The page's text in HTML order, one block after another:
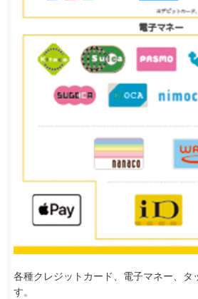
各種クレジットカード、電子マネー、タ
す。